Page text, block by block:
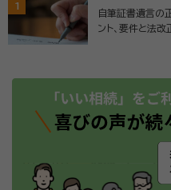
1
自筆証書遺言の
ント、要件と法改